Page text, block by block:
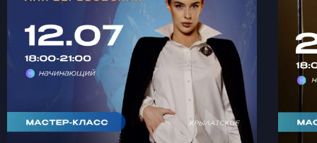
БЕРЕЗОВСКОЙ В
КРЫЛАТСКОМ 🩵